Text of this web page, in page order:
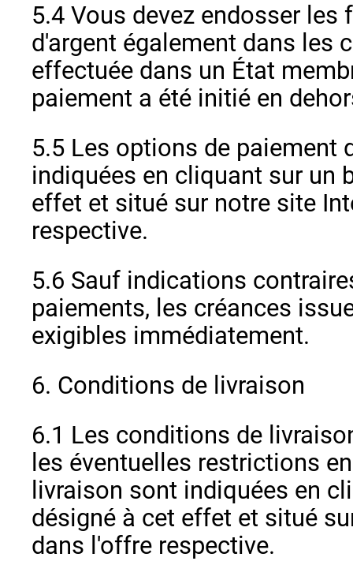
5.4 Vous devez endosser
d'argent également dans les
effectuée dans un État
paiement a été initié en
5.5 Les options de paiement
indiquées en cliquant sur un
effet et situé sur notre site
respective.
5.6 Sauf indications
paiements, les créances
exigibles immédiatement.
6. Conditions de livraison
6.1 Les conditions de
les éventuelles restrictions
livraison sont indiquées en
désigné à cet effet et situé
dans l'offre respective.